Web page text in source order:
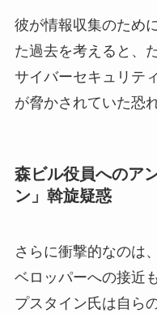
彼が情報収集のため
た過去を考えると、
サイバーセキュリテ
が脅かされていた恐
森ビル役員へのア
ン」斡旋疑惑
さらに衝撃的なのは
ベロッパーへの接近
プスタイン氏は自ら